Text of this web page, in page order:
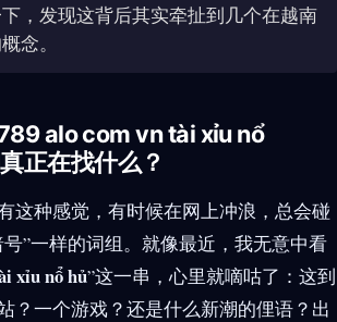
，发现这背后其实牵扯到几个在越南
念。
alo com vn tài xỉu nổ
正在找什么？
这种感觉，有时候在网上冲浪，总会碰
”一样的词组。就像最近，我无意中看
xỉu nổ hủ”这一串，心里就嘀咕了：这到
？一个游戏？还是什么新潮的俚语？出